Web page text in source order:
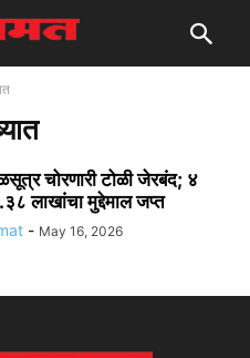
चोरणारी टोळी जेरबंद; ४
लाखांचा मुद्देमाल जप्त
- May 16, 2026